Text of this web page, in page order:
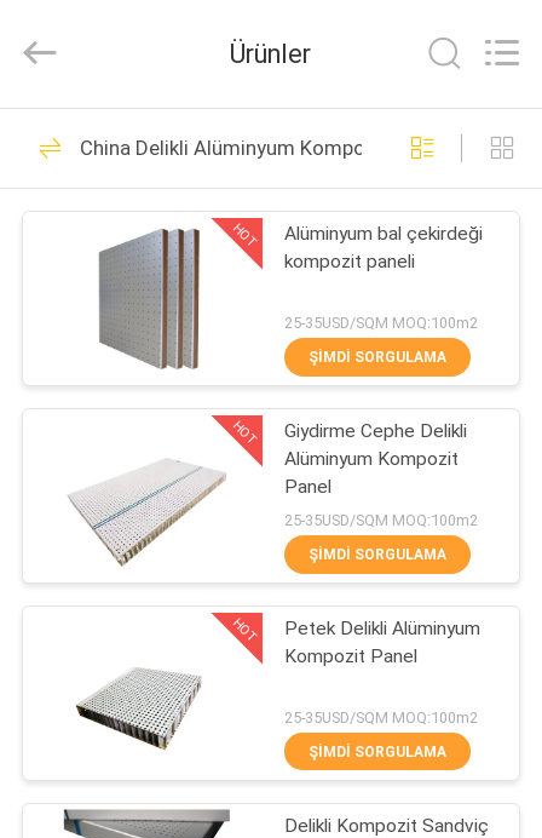
ÜRÜN:%
HAKKIMIZDA
FABRIKA
KALITE
KONTROL
ILETIŞIME
GEÇIN
HABERLER
Ltd..
Developed
Alüminyum Petek
Paneller
29
FRP Petek Paneli
28
Paslanmaz Çelik
Petek Panel
Ürünler
China Delikli Alüminyum Kompozit Panel
HOT
Alüminyum bal çekirdeği
kompozit paneli
25-35USD/SQM MOQ:100m2
ŞIMDI SORGULAMA
HOT
Giydirme Cephe Delikli
Alüminyum Kompozit
Panel
25-35USD/SQM MOQ:100m2
ŞIMDI SORGULAMA
HOT
Petek Delikli Alüminyum
Kompozit Panel
25-35USD/SQM MOQ:100m2
ŞIMDI SORGULAMA
Delikli Kompozit Sandviç